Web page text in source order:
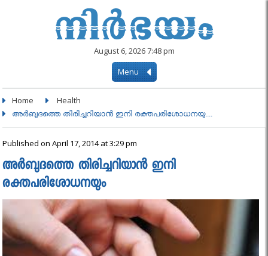
August 6, 2026 7:48 pm
Menu
Home Health
അർബുദത്തെ തിരിച്ചറിയാൻ ഇനി രക്തപരിശോധനയു....
Published on April 17, 2014 at 3:29 pm
അർബുദത്തെ തിരിച്ചറിയാൻ ഇനി
രക്തപരിശോധനയും